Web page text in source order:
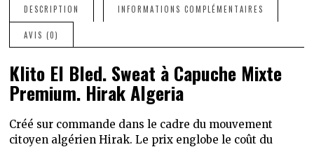
Capuche
Mixte
Premium.
Hirak
Algeria
DESCRIPTION INFORMATIONS COMPLÉMENTAIRES
AVIS (0)
Klito El Bled. Sweat à Capuche Mixte
Premium. Hirak Algeria
Créé sur commande dans le cadre du mouvement
citoyen algérien Hirak. Le prix englobe le coût du